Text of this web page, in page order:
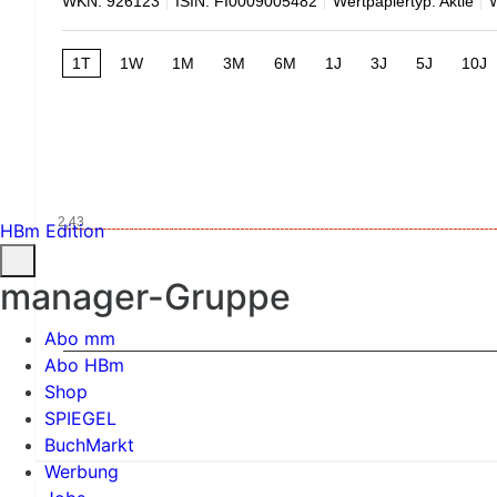
1T 1W 1M 3M 6M 1J 3J 5J 10J
2,43
HBm Edition
manager-Gruppe
Abo mm
Abo HBm
Shop
SPIEGEL
BuchMarkt
Werbung